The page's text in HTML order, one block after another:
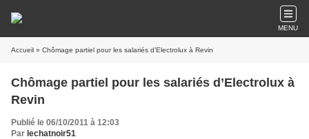
MENU
Accueil » Chômage partiel pour les salariés d’Electrolux à Revin
Chômage partiel pour les salariés d’Electrolux à
Revin
Publié le 06/10/2011 à 12:03
Par lechatnoir51